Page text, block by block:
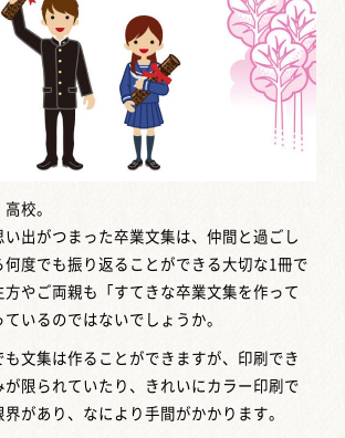
校。
出がつまった卒業文集は、仲間と過ごし
何度でも振り返ることができる大切な1冊で
方やご両親も「すてきな卒業文集を作って
いるのではないでしょうか。
も文集は作ることができますが、印刷でき
が限られていたり、きれいにカラー印刷で
があり、なにより手間がかかります。